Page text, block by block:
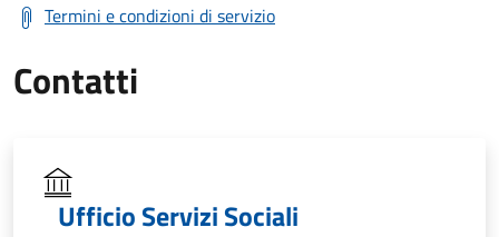
Termini e condizioni di servizio
Contatti
Ufficio Servizi Sociali